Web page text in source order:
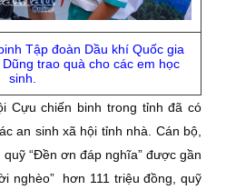
Tập đoàn Dầu khí Quốc gia
trao quà cho các em học
sinh.
Cựu chiến binh trong tỉnh đã có
an sinh xã hội tỉnh nhà. Cán bộ,
“Đền ơn đáp nghĩa” được gần
nghèo” hơn 111 triệu đồng, quỹ